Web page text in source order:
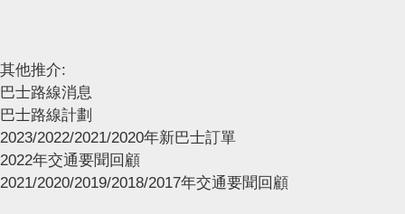
其他推介:
巴士路線消息
巴士路線計劃
2023/2022/2021/2020年新巴士訂單
2022年交通要聞回顧
2021/2020/2019/2018/2017年交通要聞回顧